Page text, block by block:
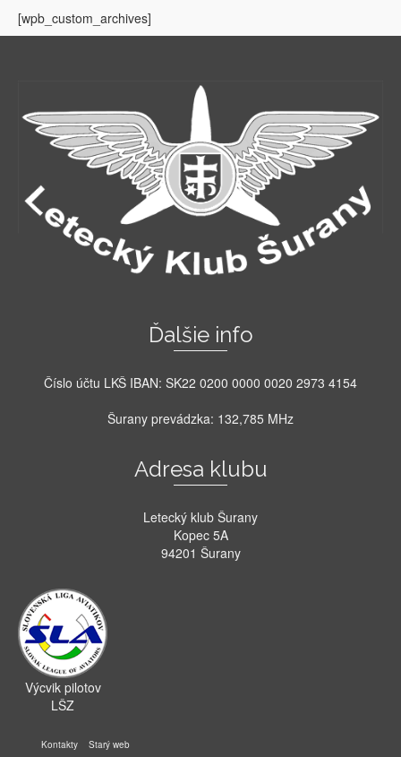
[wpb_custom_archives]
Ďalšie info
Číslo účtu LKŠ IBAN: SK22 0200 0000 0020 2973 4154
Šurany prevádzka: 132,785 MHz
Adresa klubu
Letecký klub Šurany
Kopec 5A
94201 Šurany
Výcvik pilotov
LŠZ
Kontakty Starý web